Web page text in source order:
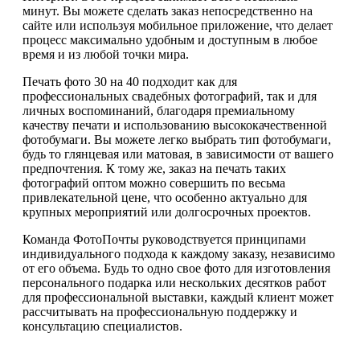
минут. Вы можете сделать заказ непосредственно на
сайте или используя мобильное приложение, что делает
процесс максимально удобным и доступным в любое
время и из любой точки мира.
Печать фото 30 на 40 подходит как для
профессиональных свадебных фотографий, так и для
личных воспоминаний, благодаря премиальному
качеству печати и использованию высококачественной
фотобумаги. Вы можете легко выбрать тип фотобумаги,
будь то глянцевая или матовая, в зависимости от вашего
предпочтения. К тому же, заказ на печать таких
фотографий оптом можно совершить по весьма
привлекательной цене, что особенно актуально для
крупных мероприятий или долгосрочных проектов.
Команда ФотоПочты руководствуется принципами
индивидуального подхода к каждому заказу, независимо
от его объема. Будь то одно свое фото для изготовления
персонального подарка или нескольких десятков работ
для профессиональной выставки, каждый клиент может
рассчитывать на профессиональную поддержку и
консультацию специалистов.